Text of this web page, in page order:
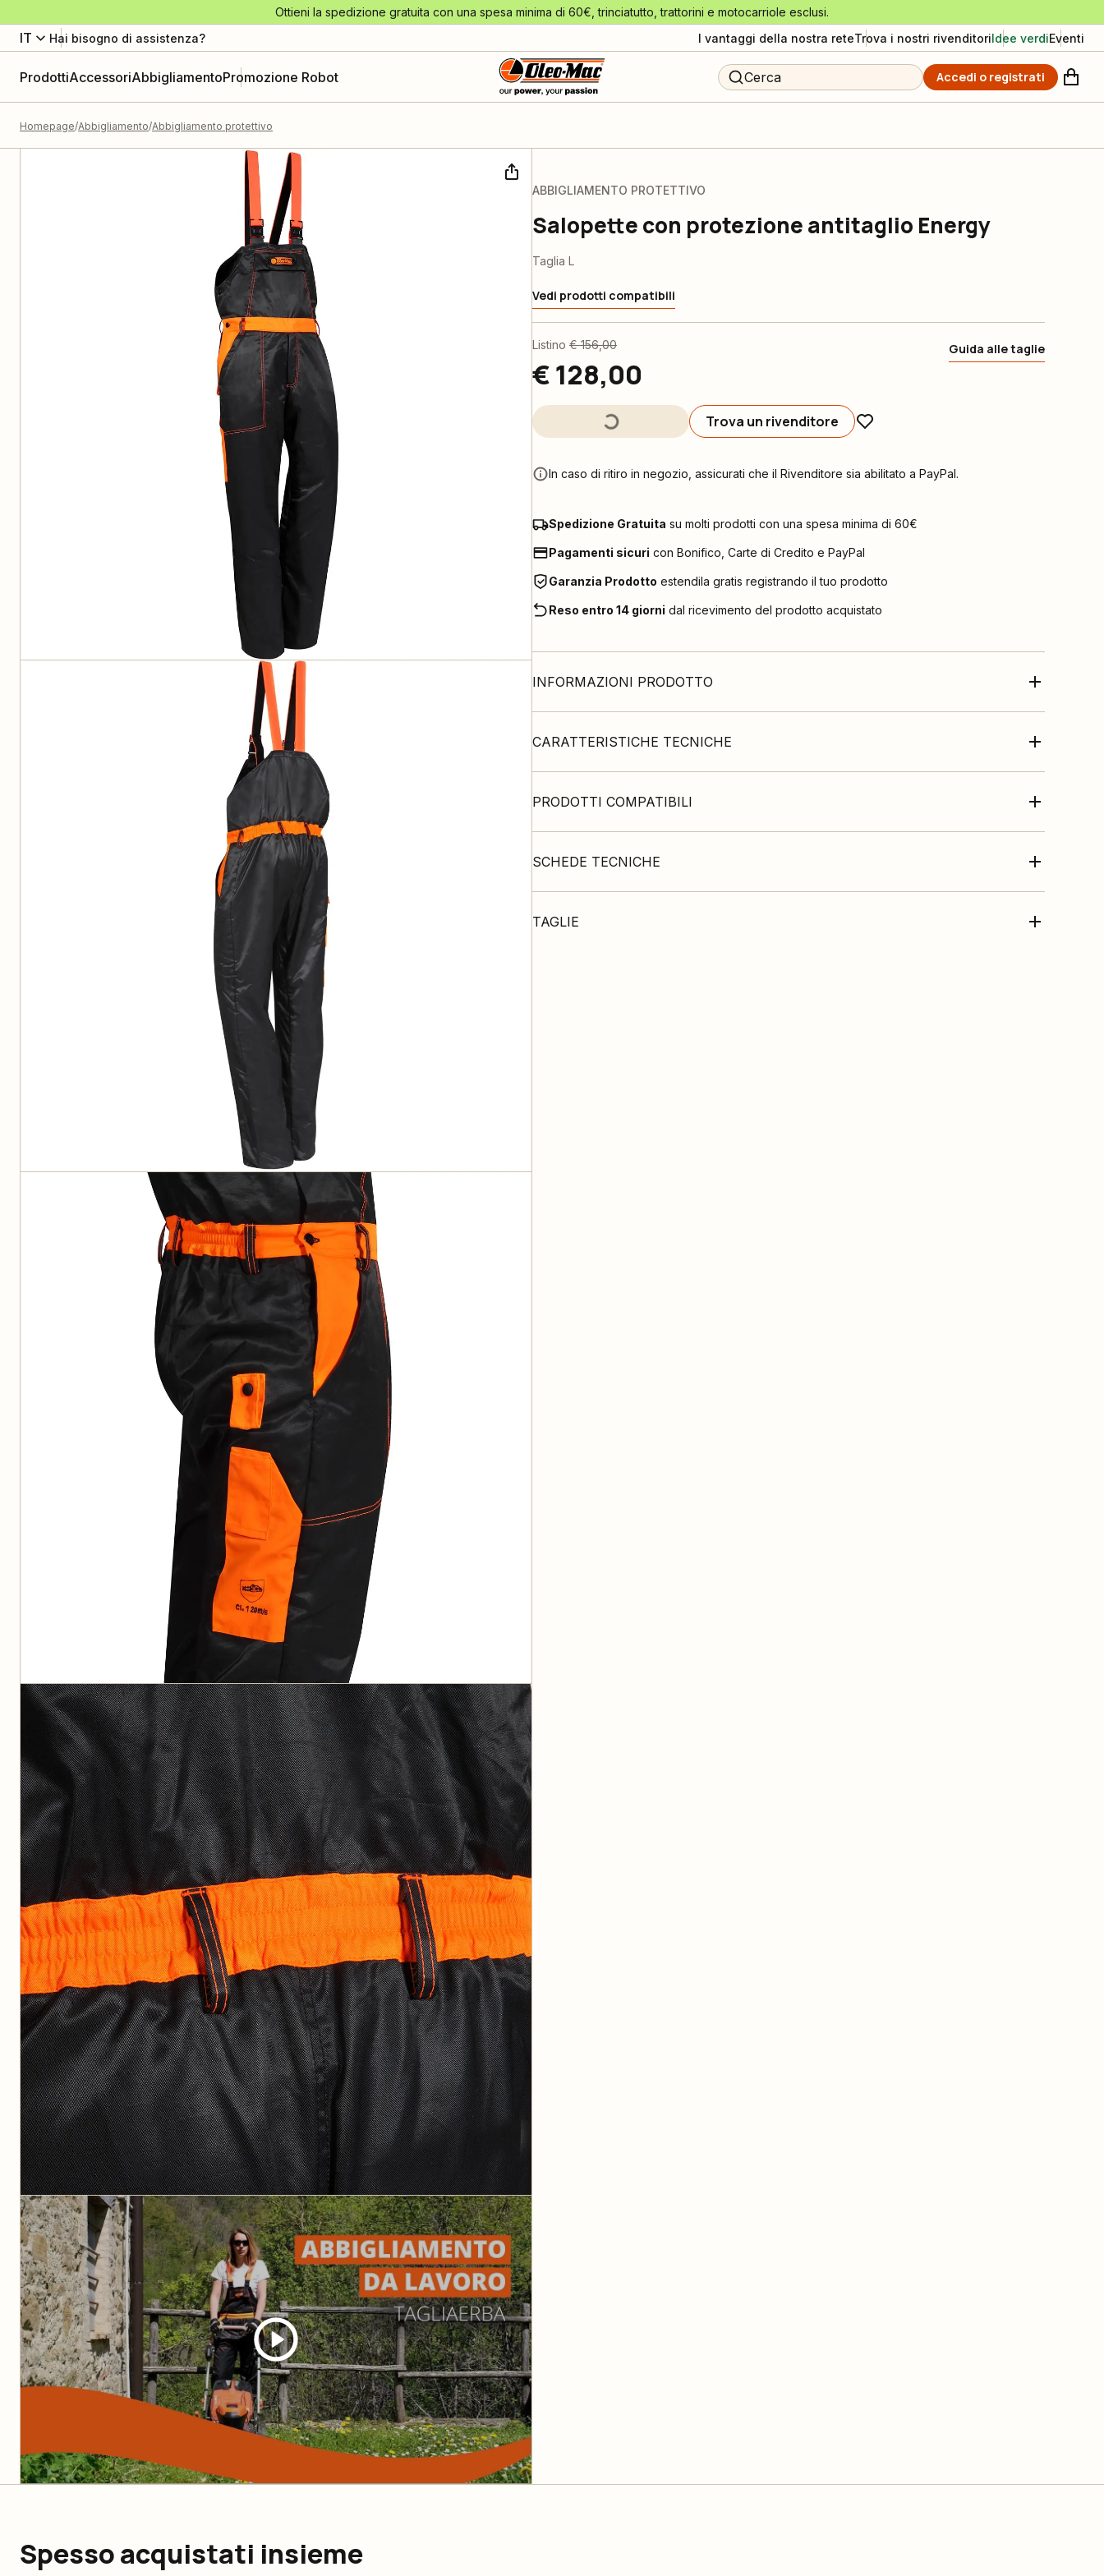
Ottieni la spedizione gratuita con una spesa minima di 60€, trinciatutto, trattorini e motocarriole esclusi.
IT Hai bisogno di assistenza? I vantaggi della nostra reteTrova i nostri rivenditoriIdee verdiEventi
ProdottiAccessoriAbbigliamentoPromozione Robot Cerca Accedi o registrati
Homepage Abbigliamento Abbigliamento protettivo
ABBIGLIAMENTO PROTETTIVO
Salopette con protezione antitaglio Energy
Taglia L
Vedi prodotti compatibili
Listino € 156,00
€ 128,00
Guida alle taglie
Trova un rivenditore
In caso di ritiro in negozio, assicurati che il Rivenditore sia abilitato a PayPal.
Spedizione Gratuita su molti prodotti con una spesa minima di 60€
Pagamenti sicuri con Bonifico, Carte di Credito e PayPal
Garanzia Prodotto estendila gratis registrando il tuo prodotto
Reso entro 14 giorni dal ricevimento del prodotto acquistato
INFORMAZIONI PRODOTTO
CARATTERISTICHE TECNICHE
PRODOTTI COMPATIBILI
SCHEDE TECNICHE
TAGLIE
Spesso acquistati insieme